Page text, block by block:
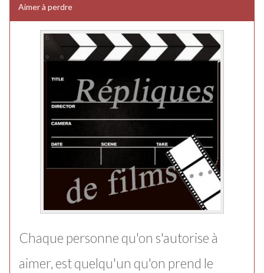
Aimer à perdre
Chaque personne qu'on s'autorise à
aimer, est quelqu'un qu'on prend le